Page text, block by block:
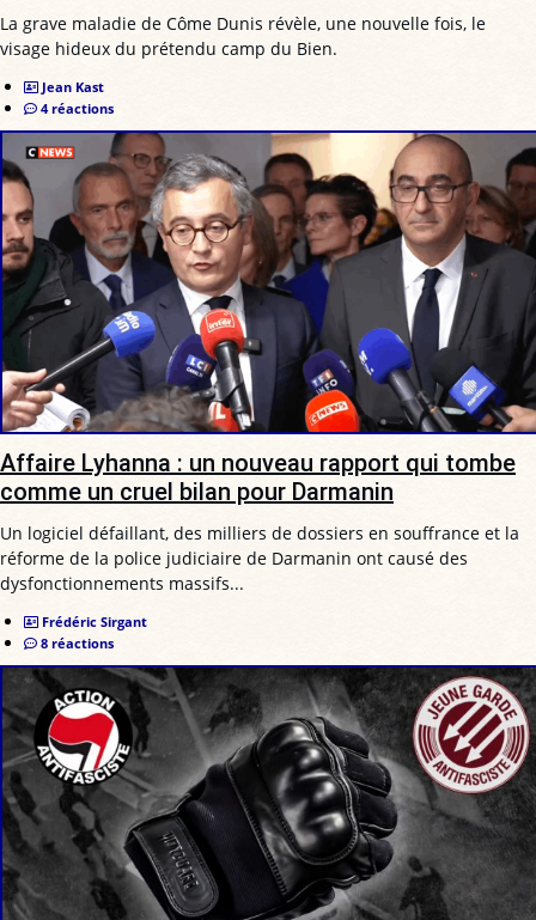
La grave maladie de Côme Dunis révèle, une nouvelle fois, le
visage hideux du prétendu camp du Bien.
Jean Kast
4 réactions
Affaire Lyhanna : un nouveau rapport qui tombe
comme un cruel bilan pour Darmanin
Un logiciel défaillant, des milliers de dossiers en souffrance et la
réforme de la police judiciaire de Darmanin ont causé des
dysfonctionnements massifs...
Frédéric Sirgant
8 réactions